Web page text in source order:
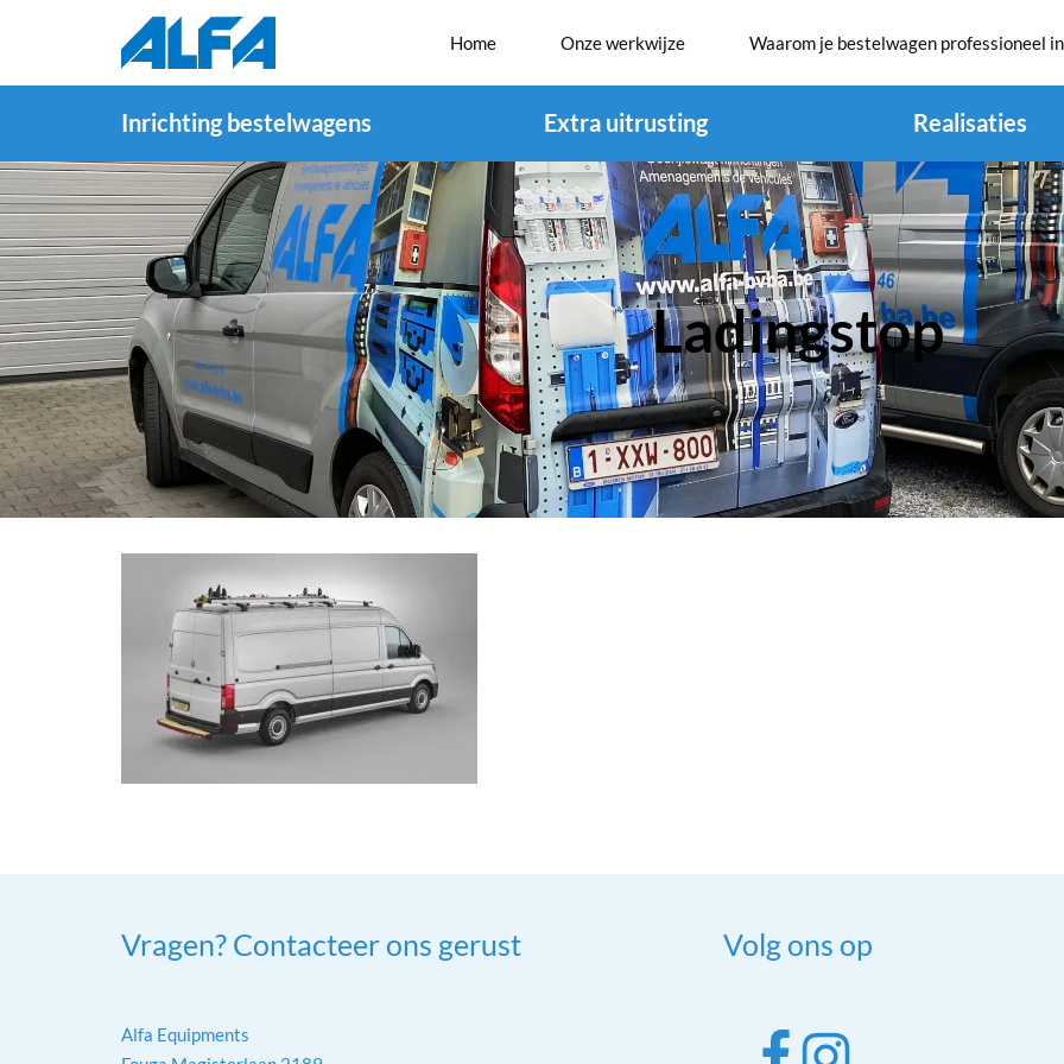
Home Onze werkwijze Waarom je bestelwagen professioneel
Inrichting bestelwagens Extra uitrusting Realisaties
Ladingstop
Vragen? Contacteer ons gerust
Alfa Equipments
Volg ons op